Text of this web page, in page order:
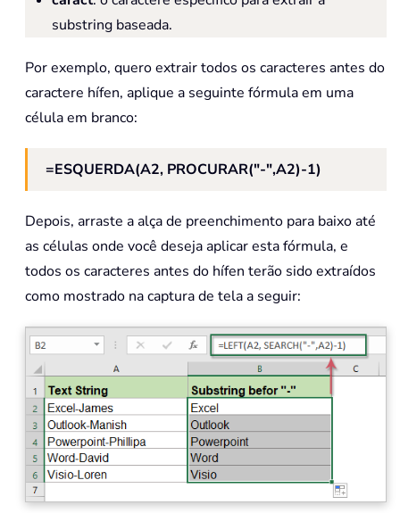
substring baseada.
Por exemplo, quero extrair todos os caracteres antes do
caractere hífen, aplique a seguinte fórmula em uma
célula em branco:
=ESQUERDA(A2, PROCURAR("-",A2)-1)
Depois, arraste a alça de preenchimento para baixo até
as células onde você deseja aplicar esta fórmula, e
todos os caracteres antes do hífen terão sido extraídos
como mostrado na captura de tela a seguir: